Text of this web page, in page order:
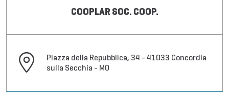
COOPLAR SOC. COOP.
Piazza della Repubblica, 34 - 41033 Concordia
sulla Secchia - MO